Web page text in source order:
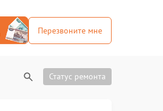
Перезвоните мне
Статус ремонта